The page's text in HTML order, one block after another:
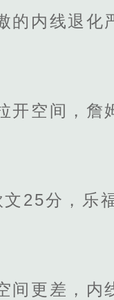
内线退化
空间，詹
25分，乐福
更差，内